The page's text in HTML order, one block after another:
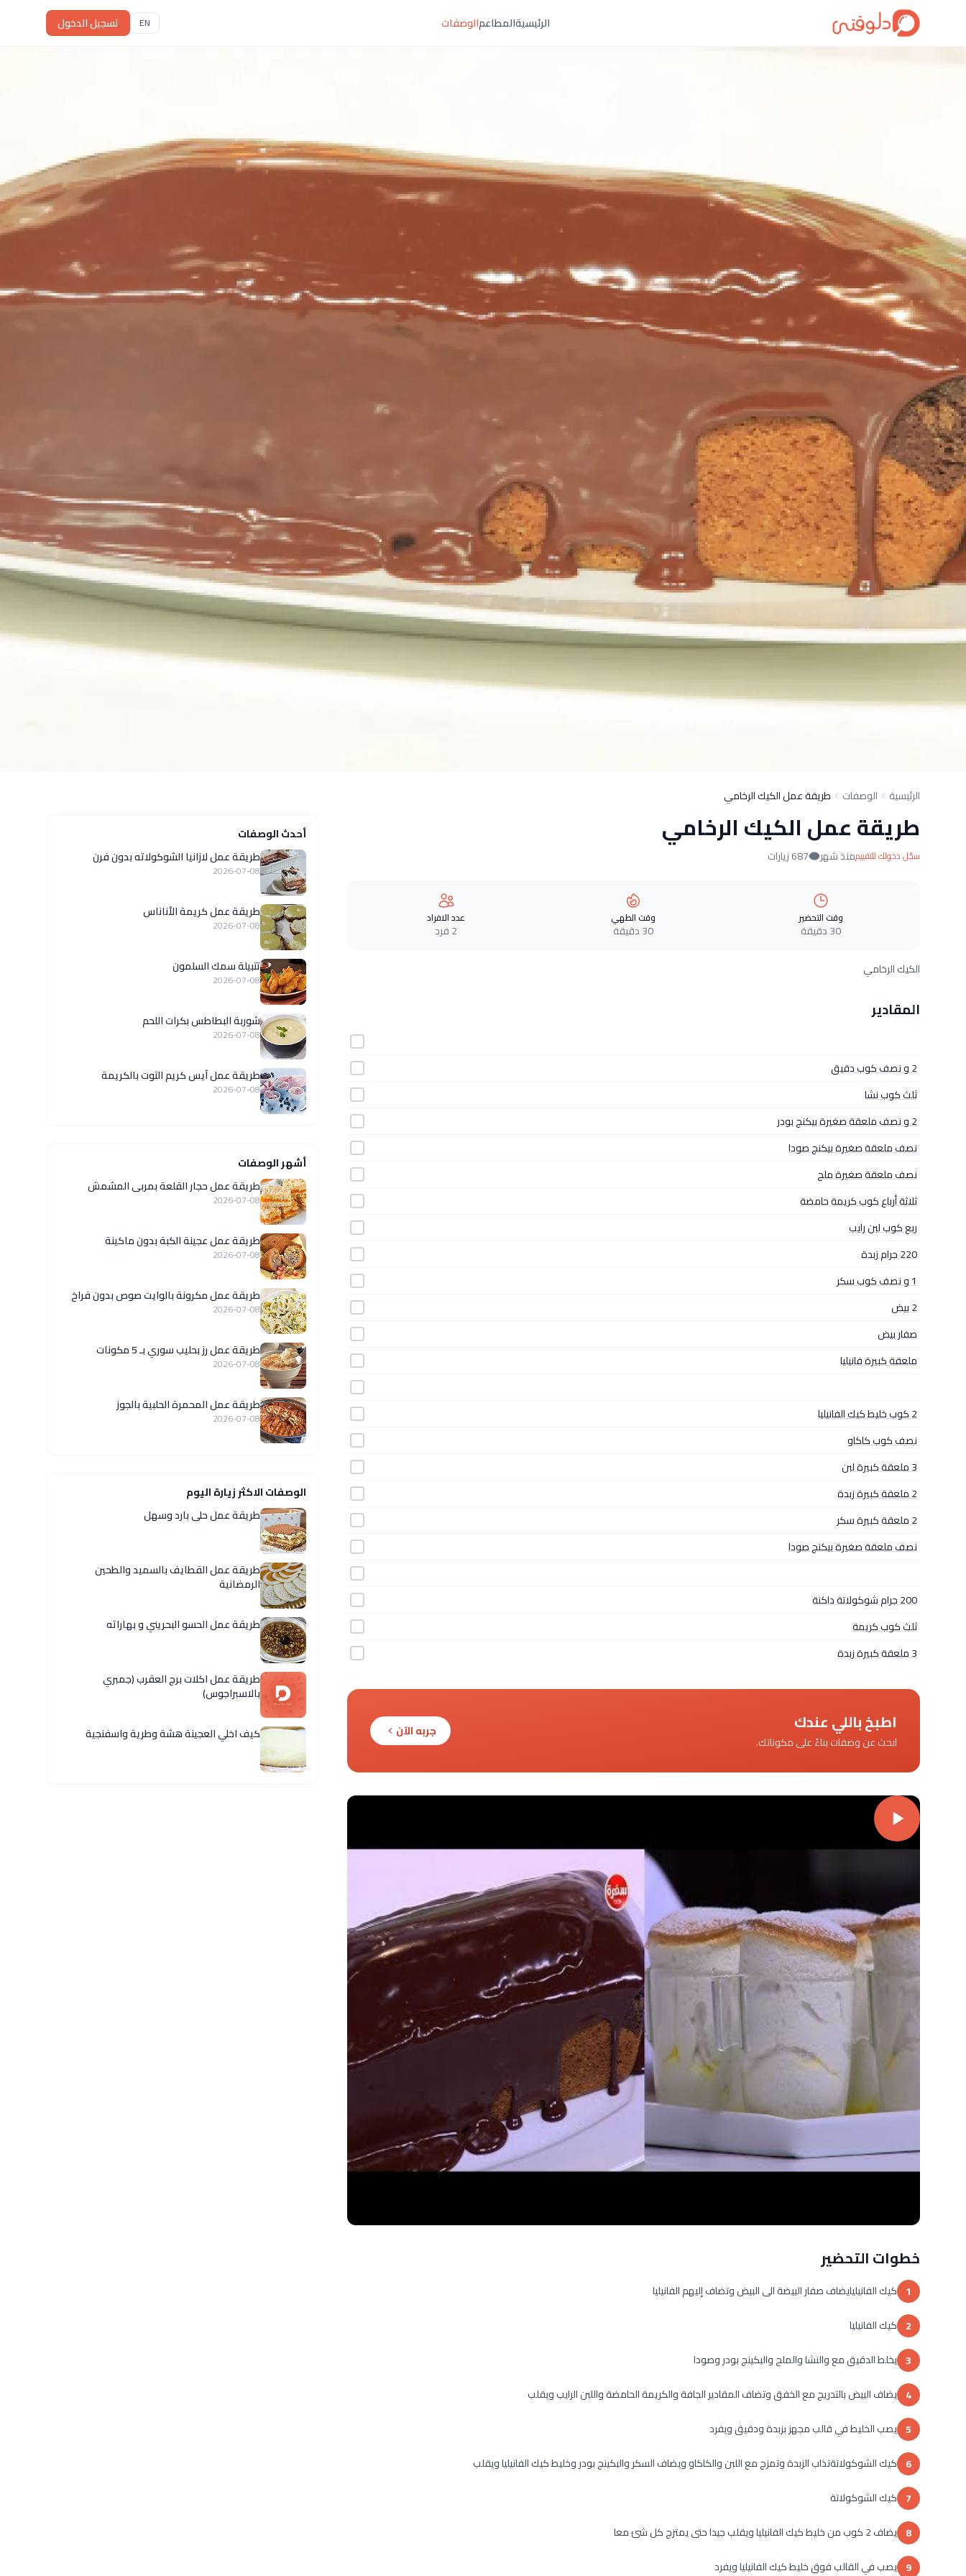
الرئيسيةالمطاعمالوصفات EN تسجيل الدخول
الرئيسية الوصفات طريقة عمل الكيك الرخامي
طريقة عمل الكيك الرخامي
سجّل دخولك للتقييممنذ شهر 687 زيارات
وقت التحضير
30 دقيقة
وقت الطهي
30 دقيقة
عدد الافراد
2 فرد
الكيك الرخامي
المقادير
2 و نصف كوب دقيق
ثلث كوب نشا
2 و نصف ملعقة صغيرة بيكنج بودر
نصف ملعقة صغيرة بيكنج صودا
نصف ملعقة صغيرة ملح
ثلاثة أرباع كوب كريمة حامضة
ربع كوب لبن رايب
220 جرام زبدة
1 و نصف كوب سكر
2 بيض
صفار بيض
ملعقة كبيرة فانيليا
2 كوب خليط كيك الفانيليا
نصف كوب كاكاو
3 ملعقة كبيرة لبن
2 ملعقة كبيرة زبدة
2 ملعقة كبيرة سكر
نصف ملعقة صغيرة بيكنج صودا
200 جرام شوكولاتة داكنة
ثلث كوب كريمة
3 ملعقة كبيرة زبدة
اطبخ باللي عندك
ابحث عن وصفات بناءً على مكوناتك.
جربه الآن
خطوات التحضير
1 كيك الفانيليايضاف صفار البيضة الى البيض وتضاف إليهم الفانيليا
2 كيك الفانيليا
3 يخلط الدقيق مع والنشا والملح والبكينج بودر وصودا
4 يضاف البيض بالتدريج مع الخفق وتضاف المقادير الجافة والكريمة الحامضة واللبن الرايب ويقلب
5 يصب الخليط في قالب مجهز بزبدة ودقيق ويفرد
6 كيك الشوكولاتةتذاب الزبدة وتمزج مع اللبن والكاكاو ويضاف السكر والبكينج بودر وخليط كيك الفانيليا ويقلب
7 كيك الشوكولاتة
8 يضاف 2 كوب من خليط كيك الفانيليا ويقلب جيدا حتى يمتزج كل شئ معا
9 يصب في القالب فوق خليط كيك الفانيليا ويفرد
أحدث الوصفات
طريقة عمل لازانيا الشوكولاته بدون فرن
2026-07-08
طريقة عمل كريمة الأناناس
2026-07-08
تتبيلة سمك السلمون
2026-07-08
شوربة البطاطس بكرات اللحم
2026-07-08
طريقة عمل آيس كريم التوت بالكريمة
2026-07-08
أشهر الوصفات
طريقة عمل حجار القلعة بمربى المشمش
2026-07-08
طريقة عمل عجينة الكبة بدون ماكينة
2026-07-08
طريقة عمل مكرونة بالوايت صوص بدون فراخ
2026-07-08
طريقة عمل رز بحليب سوري بـ 5 مكونات
2026-07-08
طريقة عمل المحمرة الحلبية بالجوز
2026-07-08
الوصفات الاكثر زيارة اليوم
طريقة عمل حلى بارد وسهل
طريقة عمل القطايف بالسميد والطحين
الرمضانية
طريقة عمل الحسو البحريني و بهاراته
طريقة عمل اكلات برج العقرب (جمبري
بالاسبراجوس)
كيف اخلي العجينة هشة وطرية واسفنجية